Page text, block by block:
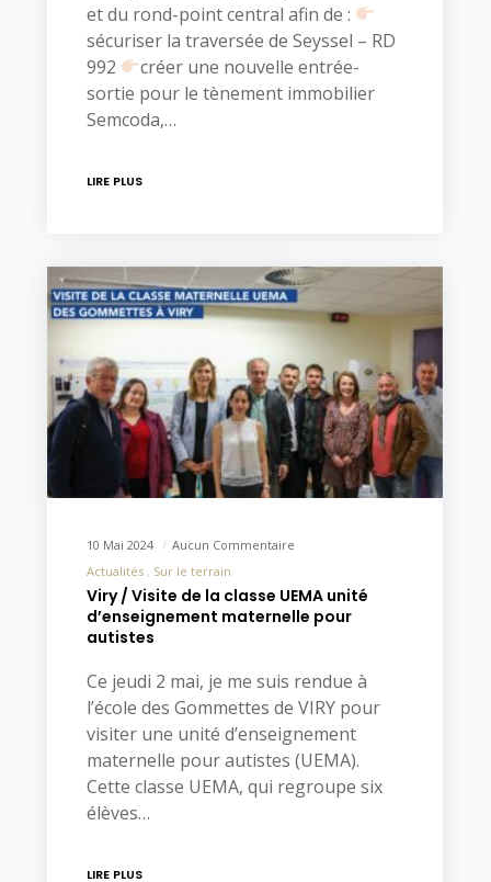
et du rond-point central afin de :
sécuriser la traversée de Seyssel – RD
992
créer une nouvelle entrée-
sortie pour le tènement immobilier
Semcoda,…
LIRE PLUS
10 Mai 2024
Aucun Commentaire
Actualités
Sur le terrain
Viry / Visite de la classe UEMA unité
d’enseignement maternelle pour
autistes
Ce jeudi 2 mai, je me suis rendue à
l’école des Gommettes de VIRY pour
visiter une unité d’enseignement
maternelle pour autistes (UEMA).
Cette classe UEMA, qui regroupe six
élèves…
LIRE PLUS